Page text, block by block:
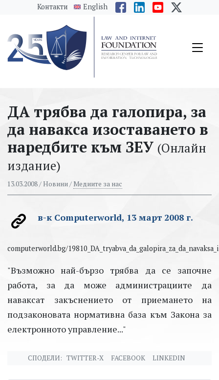
messages.Skip to main content
Контакти English
ДА трябва да галопира, за
да навакса изоставането в
наредбите към ЗЕУ (Онлайн
издание)
13.03.2008/ Новини /Медиите за нас
в-к Computerworld, 13 март 2008 г.
computerworld.bg/
"Възможно най-бързо трябва да се започне
работа, за да може администрациите да
наваксат закъснението от приемането на
подзаконовата нормативна база към Закона за
електронното управление..."
СПОДЕЛИ: TWITTER-X FACEBOOK LINKEDIN